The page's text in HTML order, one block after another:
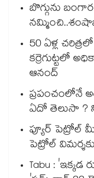
బొగ్గును
50 ఏళ్ల
కర్రెగుట్టలో
ఆనంద్
ప్రపంచంలోనే
ఏదో తెలుసా ?
ప్యూర్ పెట్రోల్
పెట్రోల్
Tabu :